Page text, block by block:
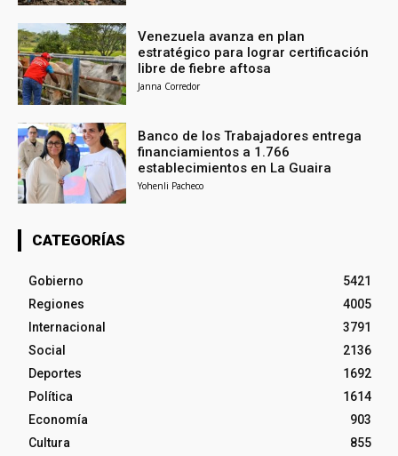
Venezuela avanza en plan
estratégico para lograr certificación
libre de fiebre aftosa
Janna Corredor
Banco de los Trabajadores entrega
financiamientos a 1.766
establecimientos en La Guaira
Yohenli Pacheco
CATEGORÍAS
Gobierno
5421
Regiones
4005
Internacional
3791
Social
2136
Deportes
1692
Política
1614
Economía
903
Cultura
855